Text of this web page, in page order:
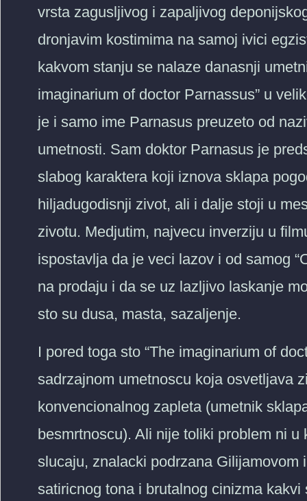
vrsta zagusljivog i zapaljivog
dronjavim kostimima na samoj ivici
kakvom stanju se nalaze danasnji
imaginarium of doctor Parnassus” u
je i samo ime Parnasus preuzeto od
umetnosti. Sam doktor Parnasus je
slabog karaktera koji iznova sklapa
hiljadugodisnji zivot, ali i dalje stoji u
zivotu. Medjutim, najvecu inverziju u
ispostavlja da je veci lazov i od samog
na prodaju i da se uz lazljivo laskanje
sto su dusa, masta, sazaljenje.
I pored toga sto “The imaginarium of
sadrzajnom umetnoscu koja osvetljava
konvencionalnog zapleta (umetnik
besmrtnoscu). Ali nije toliki problem ni
slucaju, znalacki podrzana
satiricnog tona i brutalnog cinizma